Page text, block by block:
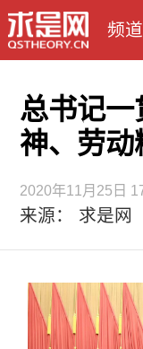
频
总书记
神、劳
2020年11月25日
来源： 求是